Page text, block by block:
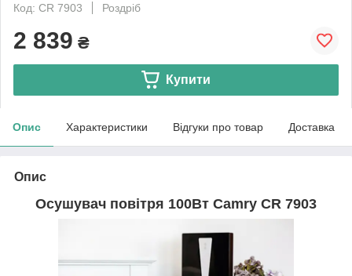
Код: CR 7903
Роздріб
2 839 ₴
Купити
Опис Характеристики Відгуки про товар Доставка
Опис
Осушувач повітря 100Вт Camry CR 7903